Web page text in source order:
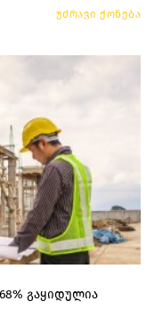
უძრავი ქონება
გაყიდულია